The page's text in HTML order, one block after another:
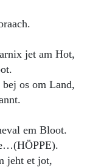
jet am Hot,
os om Land,
em Bloot.
jeht et jot,